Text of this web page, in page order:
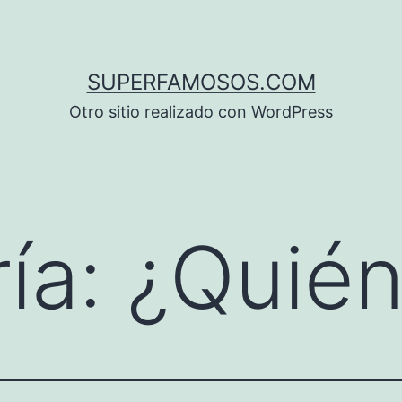
SUPERFAMOSOS.COM
Otro sitio realizado con WordPress